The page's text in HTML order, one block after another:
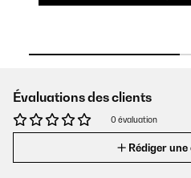
Évaluations des clients
0 évaluation
Rédiger